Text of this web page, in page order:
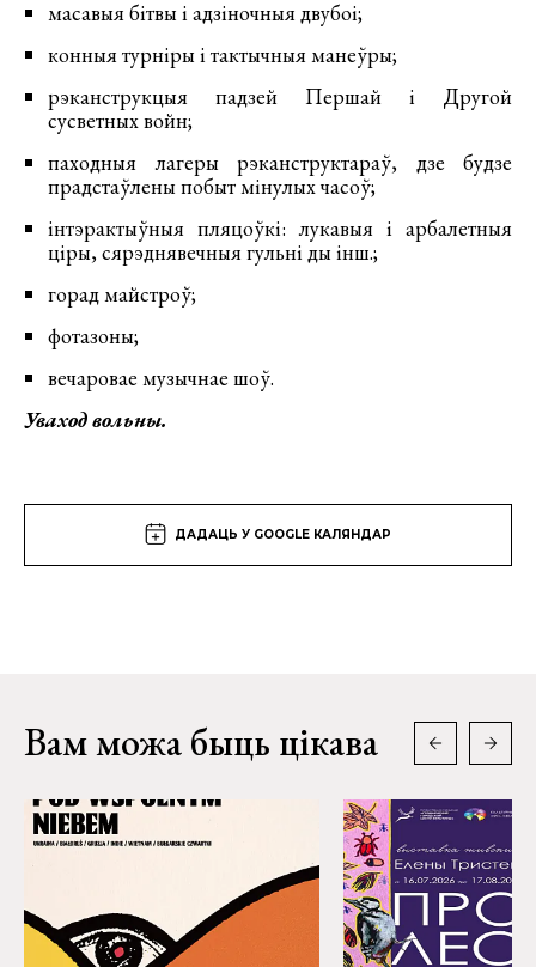
масавыя бітвы і адзіночныя двубоі;
конныя турніры і тактычныя манеўры;
рэканструкцыя падзей Першай і Другой
сусветных войн;
паходныя лагеры рэканструктараў, дзе будзе
прадстаўлены побыт мінулых часоў;
інтэрактыўныя пляцоўкі: лукавыя і арбалетныя
ціры, сярэднявечныя гульні ды інш.;
горад майстроў;
фотазоны;
вечаровае музычнае шоў.
Уваход вольны.
ДАДАЦЬ У GOOGLE КАЛЯНДАР
Вам можа быць цікава